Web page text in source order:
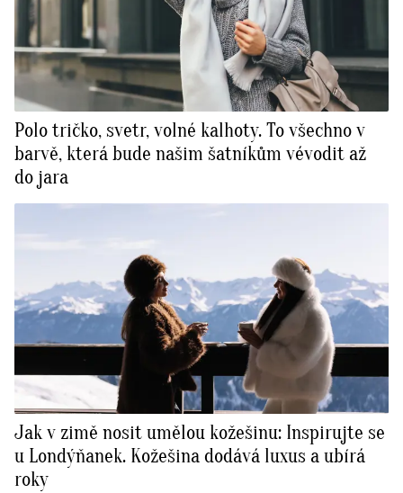
Polo tričko, svetr, volné kalhoty. To všechno v
barvě, která bude našim šatníkům vévodit až
do jara
Jak v zimě nosit umělou kožešinu: Inspirujte se
u Londýňanek. Kožešina dodává luxus a ubírá
roky